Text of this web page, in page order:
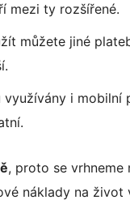
mezi ty rozšířené.
můžete jiné
využívány i mobilní
, proto se
náklady na